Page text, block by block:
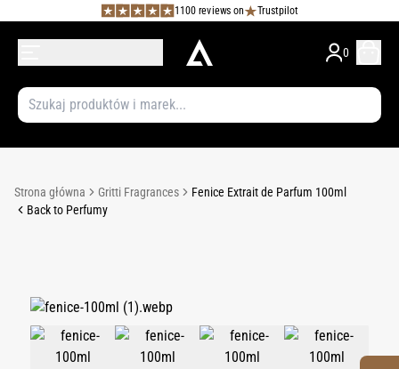
1100 reviews on Trustpilot
0
Strona główna Gritti Fragrances
Fenice Extrait de Parfum 100ml
Back to Perfumy